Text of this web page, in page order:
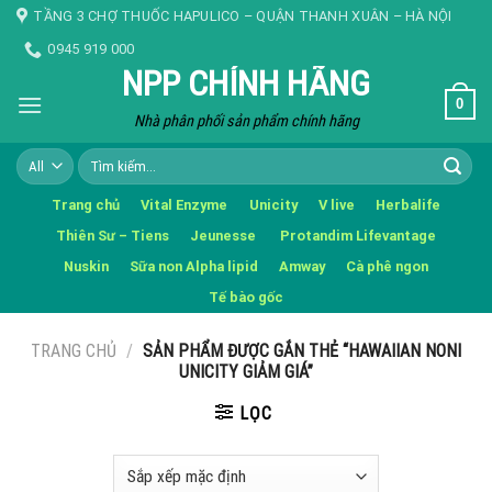
Skip TẦNG 3 CHỢ THUỐC HAPULICO – QUẬN THANH XUÂN – HÀ NỘI
0945 919 000
NPP CHÍNH HÃNG
Nhà phân phối sản phẩm chính hãng
0
Tìm
kiếm:
Trang chủ Vital Enzyme Unicity V live
Herbalife
Thiên Sư – Tiens
Jeunesse
Protandim Lifevantage
Nuskin
Sữa non Alpha lipid Amway
Cà phê ngon
Tế bào gốc
TRANG CHỦ / SẢN PHẨM ĐƯỢC GẮN THẺ “HAWAIIAN NONI
UNICITY GIẢM GIÁ”
LỌC